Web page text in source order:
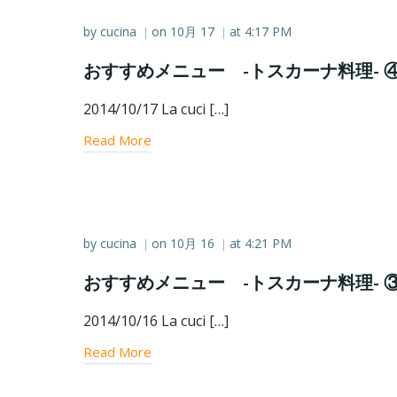
by cucina | on 10月 17 | at 4:17 PM
おすすめメニュー -トスカーナ料理-
2014/10/17 La cuci […]
Read More
by cucina | on 10月 16 | at 4:21 PM
おすすめメニュー -トスカーナ料理-
2014/10/16 La cuci […]
Read More